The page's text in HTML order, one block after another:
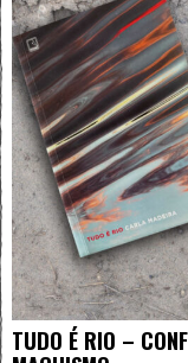
TUDO É RIO –